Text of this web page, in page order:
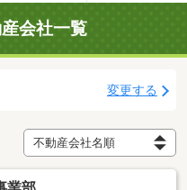
会社一覧
変更する